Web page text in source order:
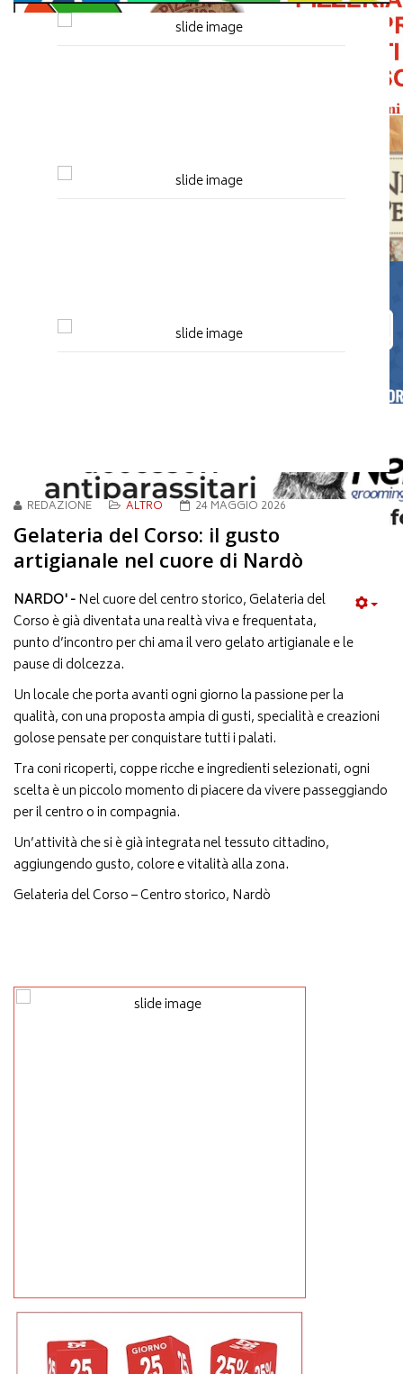
REDAZIONE ALTRO 24 MAGGIO 2026
Gelateria del Corso: il gusto
artigianale nel cuore di Nardò
NARDO' -Nel cuore del centro storico, Gelateria del
Corso è già diventata una realtà viva e frequentata,
punto d’incontro per chi ama il vero gelato artigianale e le
pause di dolcezza.
Un locale che porta avanti ogni giorno la passione per la
qualità, con una proposta ampia di gusti, specialità e creazioni
golose pensate per conquistare tutti i palati.
Tra coni ricoperti, coppe ricche e ingredienti selezionati, ogni
scelta è un piccolo momento di piacere da vivere passeggiando
per il centro o in compagnia.
Un’attività che si è già integrata nel tessuto cittadino,
aggiungendo gusto, colore e vitalità alla zona.
Gelateria del Corso – Centro storico, Nardò